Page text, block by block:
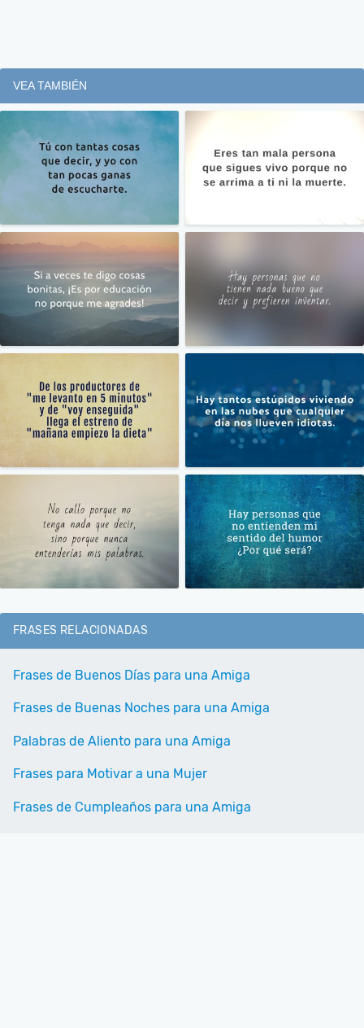
VEA TAMBIÉN
FRASES RELACIONADAS
Frases de Buenos Días para una Amiga
Frases de Buenas Noches para una Amiga
Palabras de Aliento para una Amiga
Frases para Motivar a una Mujer
Frases de Cumpleaños para una Amiga